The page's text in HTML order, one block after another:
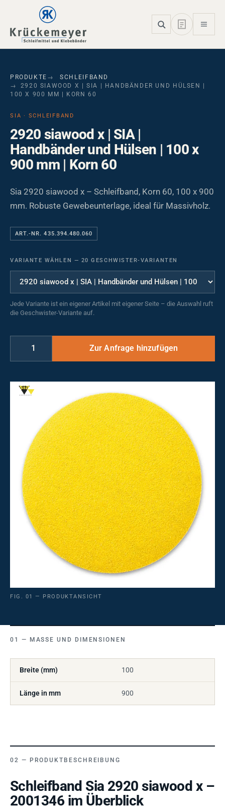
Skip to main navigation
Skip to main content
Skip to page footer
PRODUKTE
SCHLEIFBAND
2920 SIAWOOD X | SIA | HANDBÄNDER UND HÜLSEN |
100 X 900 MM | KORN 60
SIA · SCHLEIFBAND
2920 siawood x | SIA |
Handbänder und Hülsen | 100 x
900 mm | Korn 60
Sia 2920 siawood x – Schleifband, Korn 60, 100 x 900
mm. Robuste Gewebeunterlage, ideal für Massivholz.
ART.-NR. 435.394.480.060
VARIANTE WÄHLEN — 20 GESCHWISTER-VARIANTEN
Jede Variante ist ein eigener Artikel mit eigener Seite – die Auswahl ruft
die Geschwister-Variante auf.
FIG. 01 — PRODUKTANSICHT
MASSE UND DIMENSIONEN
Breite (mm) 100
Länge in mm 900
PRODUKTBESCHREIBUNG
Schleifband Sia 2920 siawood x –
2001346 im Überblick